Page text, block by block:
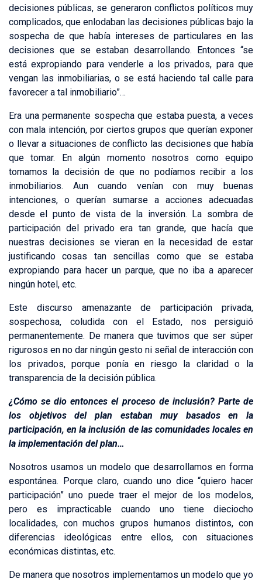
decisiones públicas, se generaron conflictos políticos muy
complicados, que enlodaban las decisiones públicas bajo la
sospecha de que había intereses de particulares en las
decisiones que se estaban desarrollando. Entonces “se
está expropiando para venderle a los privados, para que
vengan las inmobiliarias, o se está haciendo tal calle para
favorecer a tal inmobiliario”…
Era una permanente sospecha que estaba puesta, a veces
con mala intención, por ciertos grupos que querían exponer
o llevar a situaciones de conflicto las decisiones que había
que tomar. En algún momento nosotros como equipo
tomamos la decisión de que no podíamos recibir a los
inmobiliarios. Aun cuando venían con muy buenas
intenciones, o querían sumarse a acciones adecuadas
desde el punto de vista de la inversión. La sombra de
participación del privado era tan grande, que hacía que
nuestras decisiones se vieran en la necesidad de estar
justificando cosas tan sencillas como que se estaba
expropiando para hacer un parque, que no iba a aparecer
ningún hotel, etc.
Este discurso amenazante de participación privada,
sospechosa, coludida con el Estado, nos persiguió
permanentemente. De manera que tuvimos que ser súper
rigurosos en no dar ningún gesto ni señal de interacción con
los privados, porque ponía en riesgo la claridad o la
transparencia de la decisión pública.
¿Cómo se dio entonces el proceso de inclusión? Parte de
los objetivos del plan estaban muy basados en la
participación, en la inclusión de las comunidades locales en
la implementación del plan…
Nosotros usamos un modelo que desarrollamos en forma
espontánea. Porque claro, cuando uno dice “quiero hacer
participación” uno puede traer el mejor de los modelos,
pero es impracticable cuando uno tiene dieciocho
localidades, con muchos grupos humanos distintos, con
diferencias ideológicas entre ellos, con situaciones
económicas distintas, etc.
De manera que nosotros implementamos un modelo que yo